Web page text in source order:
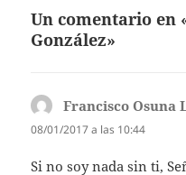
Un comentario en
González»
Francisco Osuna
08/01/2017 a las 10:44
Si no soy nada sin ti,